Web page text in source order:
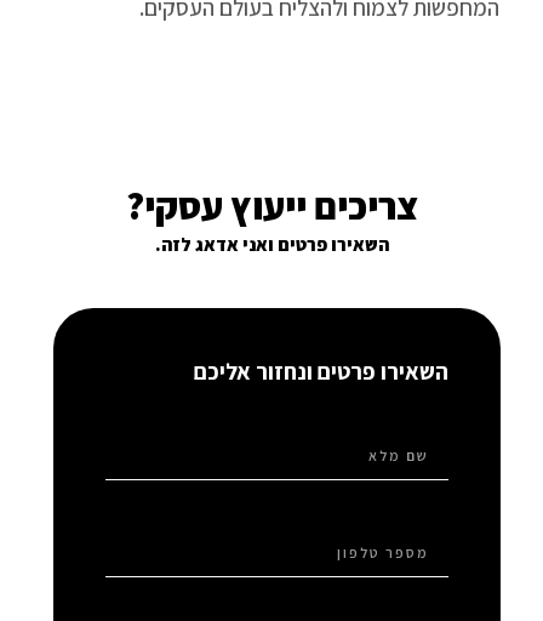
המחפשות לצמוח ולהצליח בעולם העסקים.
צריכים ייעוץ עסקי?
השאירו פרטים ואני אדאג לזה.
השאירו פרטים ונחזור אליכם